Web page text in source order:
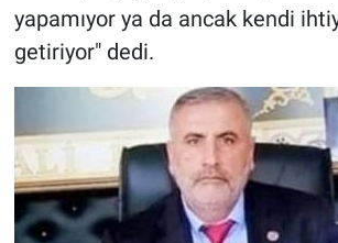
yapamıyor ya da ancak kendi
getiriyor" dedi.